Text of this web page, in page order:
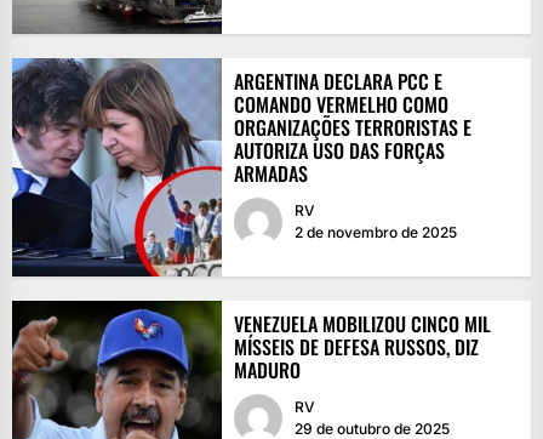
ARGENTINA DECLARA PCC E
COMANDO VERMELHO COMO
ORGANIZAÇÕES TERRORISTAS E
AUTORIZA USO DAS FORÇAS
ARMADAS
RV
2 de novembro de 2025
VENEZUELA MOBILIZOU CINCO MIL
MÍSSEIS DE DEFESA RUSSOS, DIZ
MADURO
RV
29 de outubro de 2025